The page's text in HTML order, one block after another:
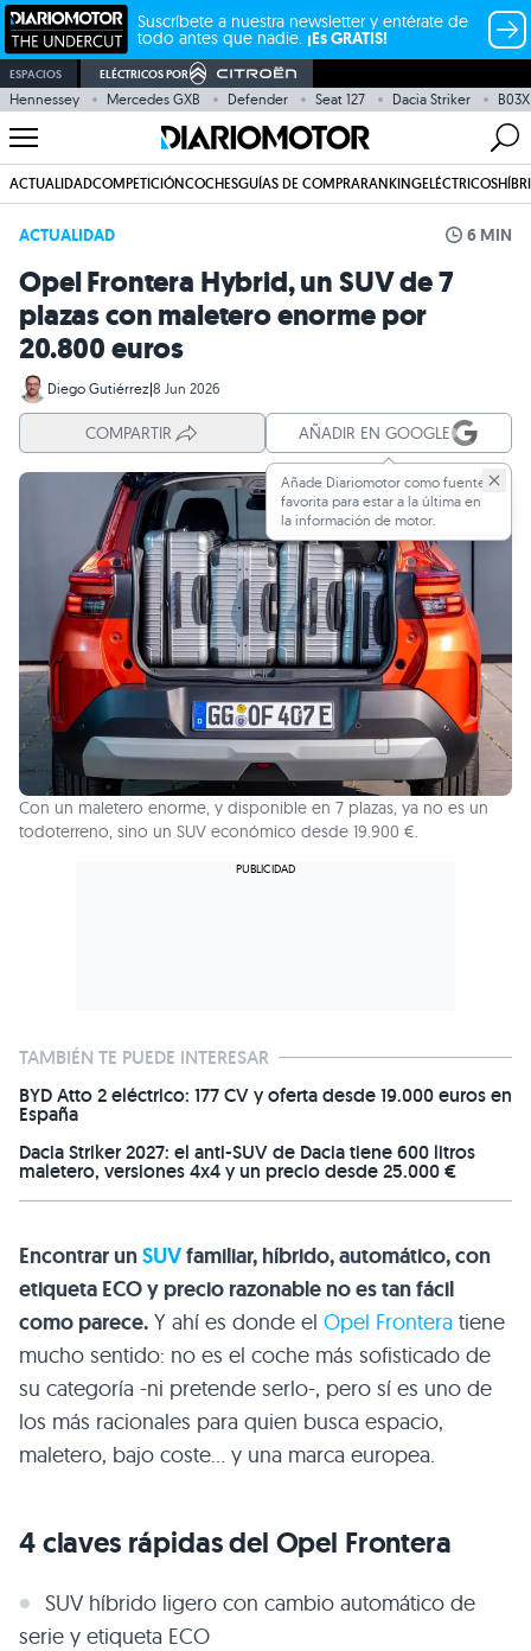
Suscríbete a nuestra newsletter y entérate de
todo antes que nadie. ¡Es GRATIS!
ESPACIOS ELÉCTRICOS POR
Hennessey Mercedes GXB Defender Seat 127 Dacia Striker
ACTUALIDADCOMPETICIÓNCOCHESGUÍAS DE COMPRARANKINGELÉCTRICOS
ACTUALIDAD 6 MIN
Opel Frontera Hybrid, un SUV de 7
plazas con maletero enorme por
20.800 euros
Diego Gutiérrez|8 Jun 2026
COMPARTIR AÑADIR EN GOOGLE
Añade Diariomotor como fuente
favorita para estar a la última en
la información de motor.
Con un maletero enorme, y disponible en 7 plazas, ya no es un
todoterreno, sino un SUV económico desde 19.900 €.
TAMBIÉN TE PUEDE INTERESAR
BYD Atto 2 eléctrico: 177 CV y oferta desde 19.000 euros en
España
Dacia Striker 2027: el anti-SUV de Dacia tiene 600 litros
maletero, versiones 4x4 y un precio desde 25.000 €
Encontrar unSUVfamiliar, híbrido, automático, con
etiqueta ECO y precio razonable no es tan fácil
como parece. Y ahí es donde el Opel Frontera tiene
mucho sentido: no es el coche más sofisticado de
su categoría -ni pretende serlo-, pero sí es uno de
los más racionales para quien busca espacio,
maletero, bajo coste… y una marca europea.
4 claves rápidas del Opel Frontera
SUV híbrido ligero con cambio automático de
serie y etiqueta ECO